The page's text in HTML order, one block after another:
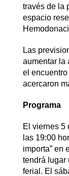
través de la
espacio
Las
aumentar la
el
acercaron
Programa
El viernes 5
las 19:00
importa” en
tendrá lugar
ferial. El